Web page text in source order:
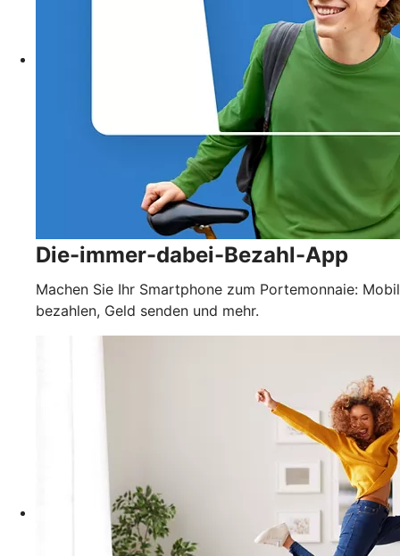
Die-immer-dabei-Bezahl-App
Machen Sie Ihr Smartphone zum Portemonnaie: Mobil
bezahlen, Geld senden und mehr.